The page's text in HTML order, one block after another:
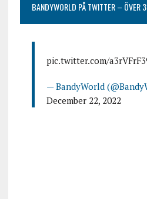
BANDYWORLD PÅ TWITTER – ÖVER
pic.twitter.com/
— BandyWorld
December 22, 2022